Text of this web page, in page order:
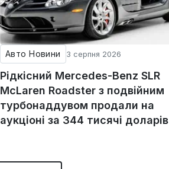
Авто Новини 3 серпня 2026
Рідкісний Mercedes-Benz SLR
McLaren Roadster з подвійним
турбонаддувом продали на
аукціоні за 344 тисячі доларів